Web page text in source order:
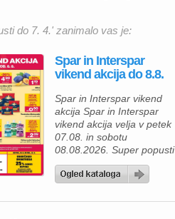
do 7. 4.' zanimalo vas je:
Spar in Interspar
vikend akcija do 8.8.
Spar in Interspar vikend
akcija Spar in Interspar
vikend akcija velja v petek
07.08. in sobotu
08.08.2026. Super popusti
za konec tedna v petek in
soboto: – 2+1 gratis
kornet, promocija velja za